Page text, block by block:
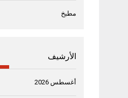
مطبخ
الأرشيف
أغسطس 2026